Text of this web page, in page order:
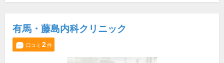
有馬・藤島内科クリニック
口コミ 2件